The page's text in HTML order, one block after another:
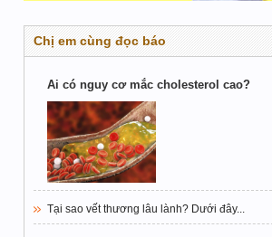
Chị em cùng đọc báo
Ai có nguy cơ mắc cholesterol cao?
Tại sao vết thương lâu lành? Dưới đây...